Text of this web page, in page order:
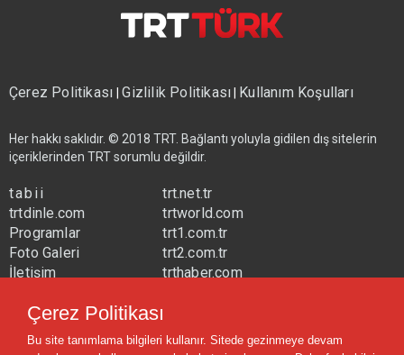
Çerez Politikası|Gizlilik Politikası| Kullanım Koşulları
Her hakkı saklıdır. © 2018 TRT. Bağlantı yoluyla gidilen dış sitelerin
içeriklerinden TRT sorumlu değildir.
tabii
trtdinle.com
Programlar
Foto Galeri
İletişim
trt.net.tr
trtworld.com
trt1.com.tr
trt2.com.tr
trthaber.com
trtavaz.com.tr
trtmuzik.net.tr
Çerez Politikası
Bu site tanımlama bilgileri kullanır. Sitede gezinmeye devam